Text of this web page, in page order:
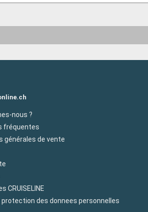
nous ?
fréquentes
générales de vente
CRUISELINE
protection des donnees personnelles